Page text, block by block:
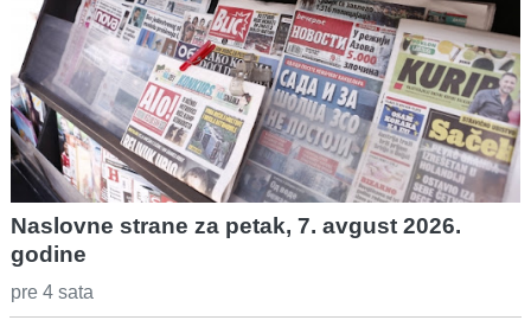
Naslovne strane za petak, 7. avgust 2026.
godine
pre 4 sata